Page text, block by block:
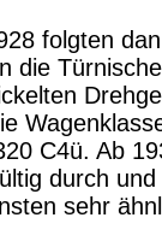
folgten
die
C4ü. Ab
durch
sehr